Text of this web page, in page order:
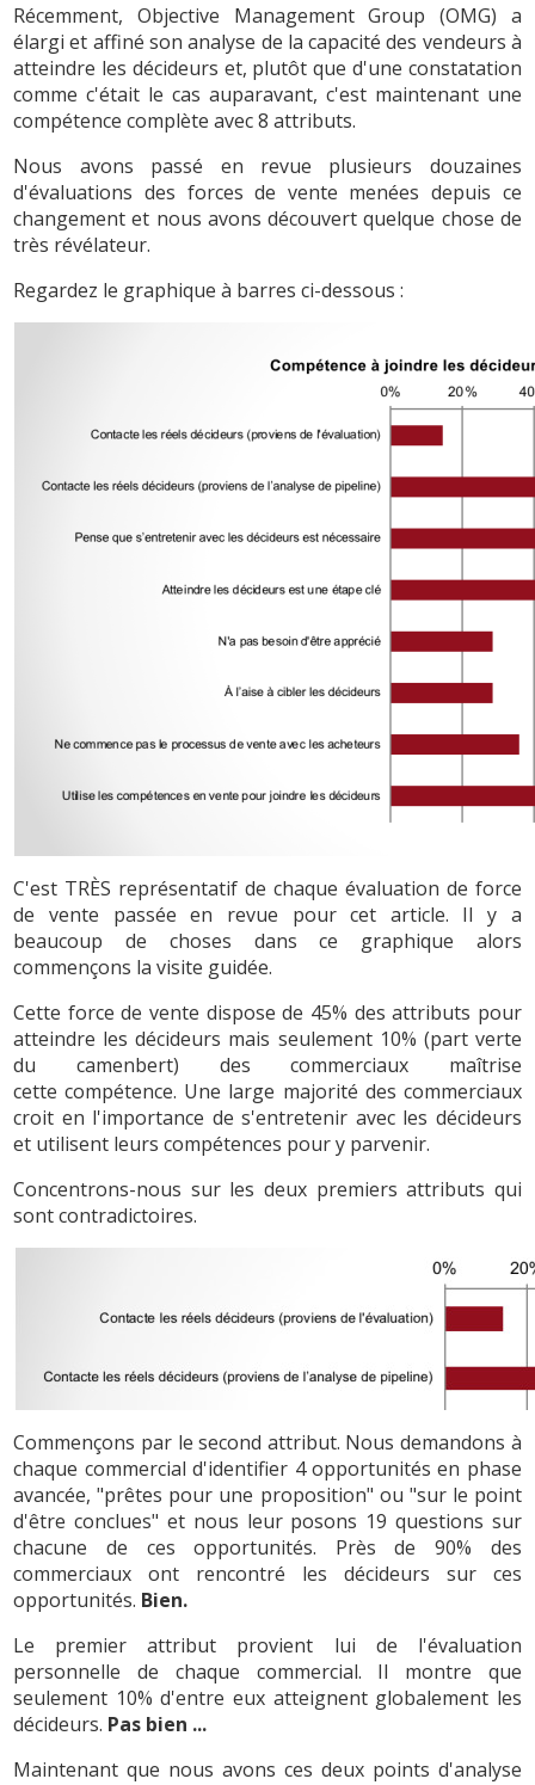
Récemment, Objective Management Group (OMG) a
élargi et affiné son analyse de la capacité des vendeurs à
atteindre les décideurs et, plutôt que d'une constatation
comme c'était le cas auparavant, c'est maintenant une
compétence complète avec 8 attributs.
Nous avons passé en revue plusieurs douzaines
d'évaluations des forces de vente menées depuis ce
changement et nous avons découvert quelque chose de
très révélateur.
Regardez le graphique à barres ci-dessous :
C'est TRÈS représentatif de chaque évaluation de force
de vente passée en revue pour cet article. Il y a
beaucoup de choses dans ce graphique alors
commençons la visite guidée.
Cette force de vente dispose de 45% des attributs pour
atteindre les décideurs mais seulement 10% (part verte
du camenbert) des commerciaux maîtrise
cette compétence. Une large majorité des commerciaux
croit en l'importance de s'entretenir avec les décideurs
et utilisent leurs compétences pour y parvenir.
Concentrons-nous sur les deux premiers attributs qui
sont contradictoires.
Commençons par le second attribut. Nous demandons à
chaque commercial d'identifier 4 opportunités en phase
avancée, "prêtes pour une proposition" ou "sur le point
d'être conclues" et nous leur posons 19 questions sur
chacune de ces opportunités. Près de 90% des
commerciaux ont rencontré les décideurs sur ces
opportunités. Bien.
Le premier attribut provient lui de l'évaluation
personnelle de chaque commercial. Il montre que
seulement 10% d'entre eux atteignent globalement les
décideurs. Pas bien ...
Maintenant que nous avons ces deux points d'analyse